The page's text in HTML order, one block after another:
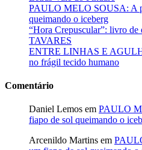
PAULO MELO SOUSA: A
queimando o iceberg
“Hora Crepuscular”: livro
TAVARES
ENTRE LINHAS E
no frágil tecido humano
Comentário
Daniel Lemos em PAULO
fiapo de sol queimando o
Arcenildo Martins em